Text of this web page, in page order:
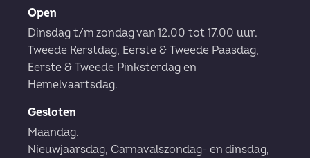
Open
Dinsdag t/m zondag van 12.00 tot 17.00 uur.
Tweede Kerstdag, Eerste & Tweede Paasdag,
Eerste & Tweede Pinksterdag en
Hemelvaartsdag.
Gesloten
Maandag.
Nieuwjaarsdag, Carnavalszondag- en dinsdag,